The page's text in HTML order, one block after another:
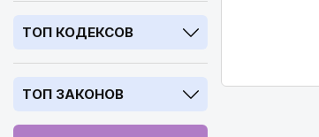
ТОП КОДЕКСОВ
ТОП ЗАКОНОВ